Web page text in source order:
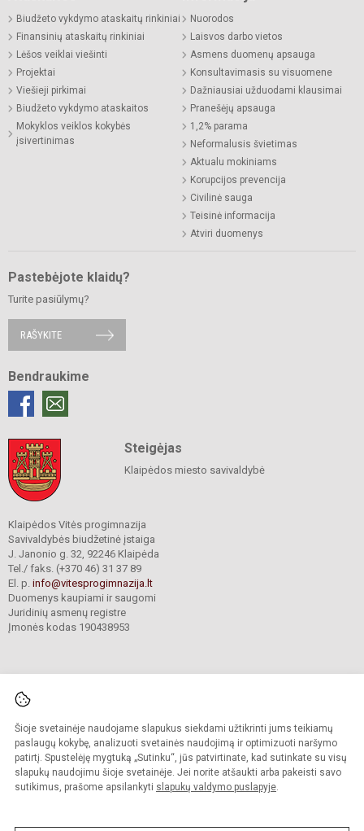
Šioje svetainėje naudojame slapukus siekdami užtikrinti jums teikiamų
paslaugų kokybę, analizuoti svetainės naudojimą ir optimizuoti naršymo
patirtį. Spustelėję mygtuką „Sutinku“, jūs patvirtinate, kad sutinkate su visų
slapukų naudojimu šioje svetainėje. Jei norite atšaukti arba pakeisti savo
sutikimus, prašome apsilankyti slapukų valdymo puslapyje.
Biudžeto vykdymo ataskaitų rinkiniai
Finansinių ataskaitų rinkiniai
Lėšos veiklai viešinti
Projektai
Viešieji pirkimai
Biudžeto vykdymo ataskaitos
Mokyklos veiklos kokybės
įsivertinimas
Nuorodos
Laisvos darbo vietos
Asmens duomenų apsauga
Konsultavimasis su visuomene
Dažniausiai užduodami klausimai
Pranešėjų apsauga
1,2% parama
Neformalusis švietimas
Aktualu mokiniams
Korupcijos prevencija
Civilinė sauga
Teisinė informacija
Atviri duomenys
Pastebėjote klaidų?
Turite pasiūlymų?
RAŠYKITE
Bendraukime
Steigėjas
Klaipėdos miesto savivaldybė
Klaipėdos Vitės progimnazija
Savivaldybės biudžetinė įstaiga
J. Janonio g. 32, 92246 Klaipėda
Tel./ faks. (+370 46) 31 37 89
El. p. info@vitesprogimnazija.lt
Duomenys kaupiami ir saugomi
Juridinių asmenų registre
Įmonės kodas 190438953
© 2024. Klaipėdos Vitės progimnazija. Visos teisės saugomos.
Kopijuoti turinį be raštiško progimnazijos sutikimo griežtai draudžiama.
Prieinamumo paraiška Slapukų valdymas
Sumanus būdas atnaujinti